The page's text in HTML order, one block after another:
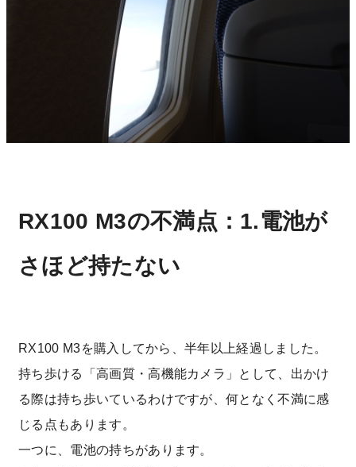
RX100 M3の不満点：1.電池が
さほど持たない
RX100 M3を購入してから、半年以上経過しました。
持ち歩ける「高画質・高機能カメラ」として、出かけ
る際は持ち歩いているわけですが、何となく不満に感
じる点もあります。
一つに、電池の持ちがあります。